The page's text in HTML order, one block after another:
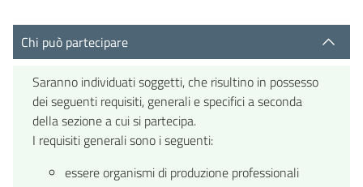
Chi può partecipare
Saranno individuati soggetti, che risultino in possesso
dei seguenti requisiti, generali e specifici a seconda
della sezione a cui si partecipa.
I requisiti generali sono i seguenti:
essere organismi di produzione professionali